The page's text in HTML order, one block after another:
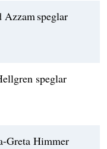
Azzam speglar
speglar
Greta Himmer